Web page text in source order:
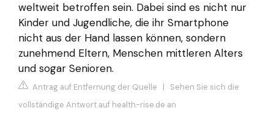
weltweit betroffen sein. Dabei sind es nicht nur
Kinder und Jugendliche, die ihr Smartphone
nicht aus der Hand lassen können, sondern
zunehmend Eltern, Menschen mittleren Alters
und sogar Senioren.
Antrag auf Entfernung der Quelle | Sehen Sie sich die
vollständige Antwort auf health-rise.de an